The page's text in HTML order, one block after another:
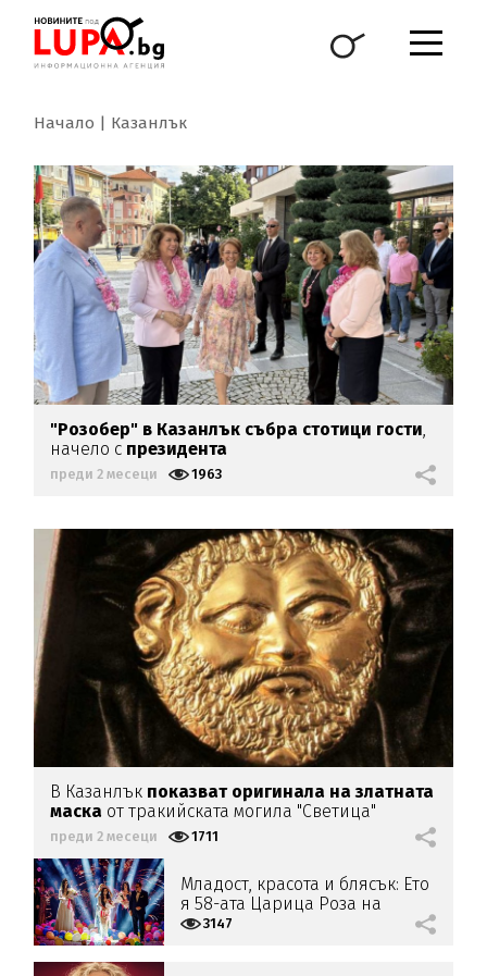
Начало Казанлък
"Розобер" в Казанлък събра стотици гости
начело с президента
преди 2 месеци 1963
В Казанлък показват оригинала на златната
маска от тракийската могила "Светица"
преди 2 месеци 1711
Младост, красота и блясък: Ето
я 58-ата Царица Роза на
Казанлък (СНИМКИ)
3147